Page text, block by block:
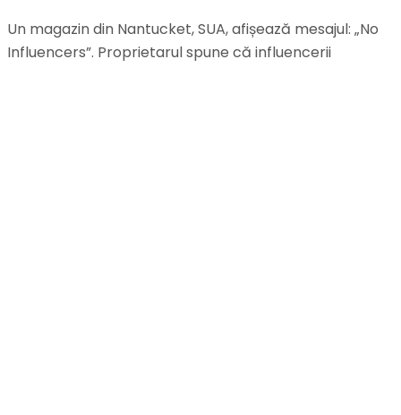
Un magazin din Nantucket, SUA, afișează mesajul: „No
Influencers”. Proprietarul spune că influencerii